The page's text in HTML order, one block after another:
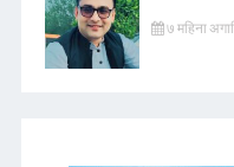
७ महिना